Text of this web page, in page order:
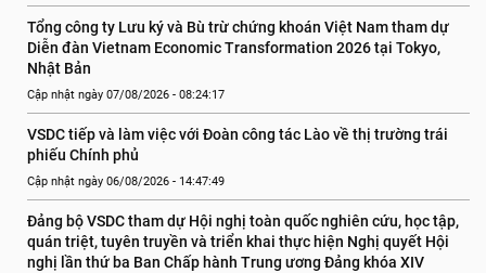
Tổng công ty Lưu ký và Bù trừ chứng khoán Việt Nam tham dự
Diễn đàn Vietnam Economic Transformation 2026 tại Tokyo,
Nhật Bản
Cập nhật ngày 07/08/2026 - 08:24:17
VSDC tiếp và làm việc với Đoàn công tác Lào về thị trường trái
phiếu Chính phủ
Cập nhật ngày 06/08/2026 - 14:47:49
Đảng bộ VSDC tham dự Hội nghị toàn quốc nghiên cứu, học tập,
quán triệt, tuyên truyền và triển khai thực hiện Nghị quyết Hội
nghị lần thứ ba Ban Chấp hành Trung ương Đảng khóa XIV